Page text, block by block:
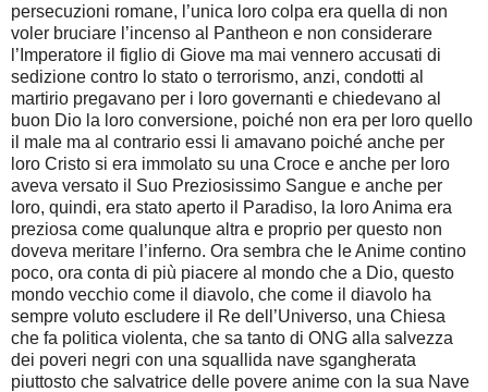
persecuzioni romane, l’unica loro colpa era quella di non
voler bruciare l’incenso al Pantheon e non considerare
l’Imperatore il figlio di Giove ma mai vennero accusati di
sedizione contro lo stato o terrorismo, anzi, condotti al
martirio pregavano per i loro governanti e chiedevano al
buon Dio la loro conversione, poiché non era per loro quello
il male ma al contrario essi li amavano poiché anche per
loro Cristo si era immolato su una Croce e anche per loro
aveva versato il Suo Preziosissimo Sangue e anche per
loro, quindi, era stato aperto il Paradiso, la loro Anima era
preziosa come qualunque altra e proprio per questo non
doveva meritare l’inferno. Ora sembra che le Anime contino
poco, ora conta di più piacere al mondo che a Dio, questo
mondo vecchio come il diavolo, che come il diavolo ha
sempre voluto escludere il Re dell’Universo, una Chiesa
che fa politica violenta, che sa tanto di ONG alla salvezza
dei poveri negri con una squallida nave sgangherata
piuttosto che salvatrice delle povere anime con la sua Nave